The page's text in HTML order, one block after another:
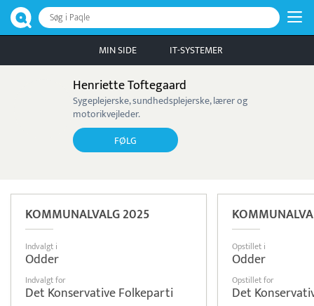
Søg i Paqle
MIN SIDE IT-SYSTEMER
Henriette Toftegaard
Sygeplejerske, sundhedsplejerske, lærer og
motorikvejleder.
FØLG
KOMMUNALVALG 2025
Indvalgt i
Odder
Indvalgt for
Det Konservative Folkeparti
Opstillet i
Odder
Opstillet for
Det